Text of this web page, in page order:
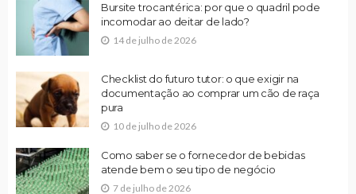
Bursite trocantérica: por que o quadril pode
incomodar ao deitar de lado?
14 de julho de 2026
Checklist do futuro tutor: o que exigir na
documentação ao comprar um cão de raça
pura
10 de julho de 2026
Como saber se o fornecedor de bebidas
atende bem o seu tipo de negócio
7 de julho de 2026